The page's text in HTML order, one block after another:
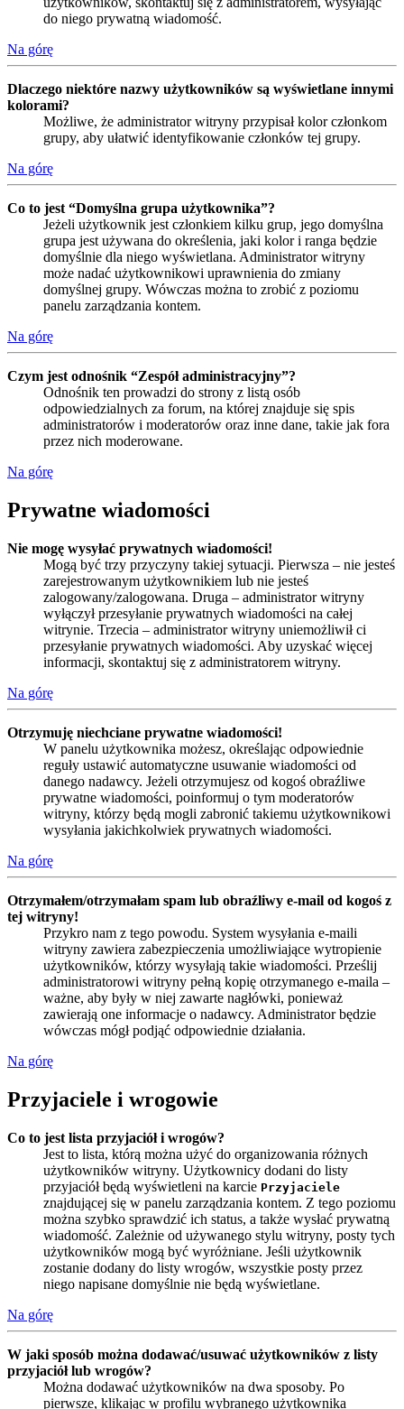
do niego prywatną wiadomość.
Na górę
Dlaczego niektóre nazwy użytkowników są wyświetlane innymi
kolorami?
Możliwe, że administrator witryny przypisał kolor członkom
grupy, aby ułatwić identyfikowanie członków tej grupy.
Na górę
Co to jest “Domyślna grupa użytkownika”?
Jeżeli użytkownik jest członkiem kilku grup, jego domyślna
grupa jest używana do określenia, jaki kolor i ranga będzie
domyślnie dla niego wyświetlana. Administrator witryny
może nadać użytkownikowi uprawnienia do zmiany
domyślnej grupy. Wówczas można to zrobić z poziomu
panelu zarządzania kontem.
Na górę
Czym jest odnośnik “Zespół administracyjny”?
Odnośnik ten prowadzi do strony z listą osób
odpowiedzialnych za forum, na której znajduje się spis
administratorów i moderatorów oraz inne dane, takie jak fora
przez nich moderowane.
Na górę
Prywatne wiadomości
Nie mogę wysyłać prywatnych wiadomości!
Mogą być trzy przyczyny takiej sytuacji. Pierwsza – nie jesteś
zarejestrowanym użytkownikiem lub nie jesteś
zalogowany/zalogowana. Druga – administrator witryny
wyłączył przesyłanie prywatnych wiadomości na całej
witrynie. Trzecia – administrator witryny uniemożliwił ci
przesyłanie prywatnych wiadomości. Aby uzyskać więcej
informacji, skontaktuj się z administratorem witryny.
Na górę
Otrzymuję niechciane prywatne wiadomości!
W panelu użytkownika możesz, określając odpowiednie
reguły ustawić automatyczne usuwanie wiadomości od
danego nadawcy. Jeżeli otrzymujesz od kogoś obraźliwe
prywatne wiadomości, poinformuj o tym moderatorów
witryny, którzy będą mogli zabronić takiemu użytkownikowi
wysyłania jakichkolwiek prywatnych wiadomości.
Na górę
Otrzymałem/otrzymałam spam lub obraźliwy e-mail od kogoś z
tej witryny!
Przykro nam z tego powodu. System wysyłania e-maili
witryny zawiera zabezpieczenia umożliwiające wytropienie
użytkowników, którzy wysyłają takie wiadomości. Prześlij
administratorowi witryny pełną kopię otrzymanego e-maila –
ważne, aby były w niej zawarte nagłówki, ponieważ
zawierają one informacje o nadawcy. Administrator będzie
wówczas mógł podjąć odpowiednie działania.
Na górę
Przyjaciele i wrogowie
Co to jest lista przyjaciół i wrogów?
Jest to lista, którą można użyć do organizowania różnych
użytkowników witryny. Użytkownicy dodani do listy
przyjaciół będą wyświetleni na karcie Przyjaciele
znajdującej się w panelu zarządzania kontem. Z tego poziomu
można szybko sprawdzić ich status, a także wysłać prywatną
wiadomość. Zależnie od używanego stylu witryny, posty tych
użytkowników mogą być wyróżniane. Jeśli użytkownik
zostanie dodany do listy wrogów, wszystkie posty przez
niego napisane domyślnie nie będą wyświetlane.
Na górę
W jaki sposób można dodawać/usuwać użytkowników z listy
przyjaciół lub wrogów?
Można dodawać użytkowników na dwa sposoby. Po
pierwsze, klikając w profilu wybranego użytkownika